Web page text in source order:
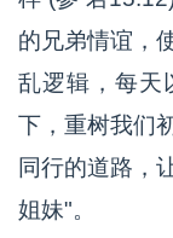
的兄弟情谊，
乱逻辑，每天
下，重树我们
同行的道路，
姐妹"。